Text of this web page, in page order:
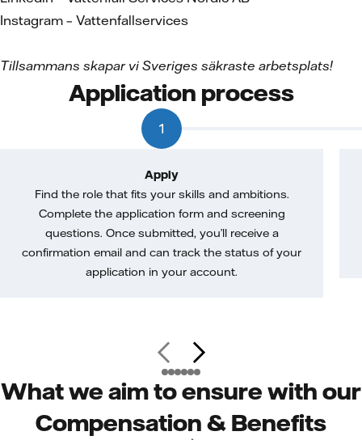
Instagram – Vattenfallservices
Tillsammans skapar vi Sveriges säkraste arbetsplats!
Application process
1
Apply
Find the role that fits your skills and ambitions.
Complete the application form and screening
questions. Once submitted, you’ll receive a
confirmation email and can track the status of your
application in your account.
What we aim to ensure with our
Compensation & Benefits